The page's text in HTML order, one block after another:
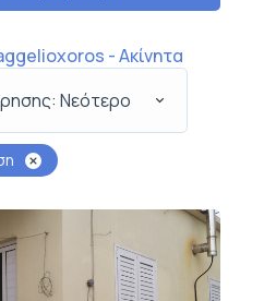
- Ακίνητα
Νεότερο